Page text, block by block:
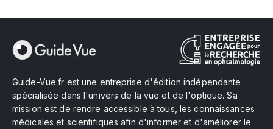
Guide-Vue.fr est une entreprise d'édition indépendante
spécialisée dans l'univers de la vue et de l'optique. Sa
mission est de rendre accessible à tous, les connaissances
médicales et scientifiques afin d'informer et d'améliorer le